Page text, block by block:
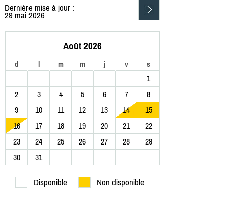
Dernière mise à jour :
29 mai 2026
Août 2026
d l m m j v s
1
2
3 4 5 6 7
8
9
10 11 12 13 14
15
16
17 18 19 20 21
22
23
24 25 26 27 28
29
30
31
Disponible Non disponible